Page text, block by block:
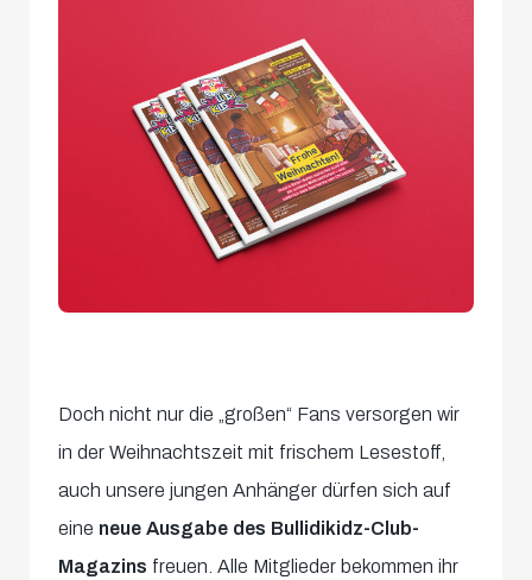
Doch nicht nur die „großen“ Fans versorgen wir
in der Weihnachtszeit mit frischem Lesestoff,
auch unsere jungen Anhänger dürfen sich auf
eine neue Ausgabe des Bullidikidz-Club-
Magazins freuen. Alle Mitglieder bekommen ihr